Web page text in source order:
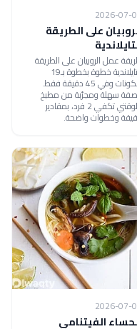
2026-07-
على الطريقة
عمل الروبيان على الطريقة
التايلاندية خطوة بخطوة بـ19
مكونات وفي 45 دقيقة فقط.
سهلة ومجرّبة من مطبخ
دلوقتي تكفي 2 فرد، بمقادير
وخطوات واضحة.
2026-07-
الفيتنامي